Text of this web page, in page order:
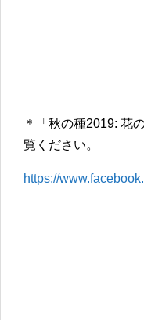
＊「秋の種2019: 花
覧ください。
https://